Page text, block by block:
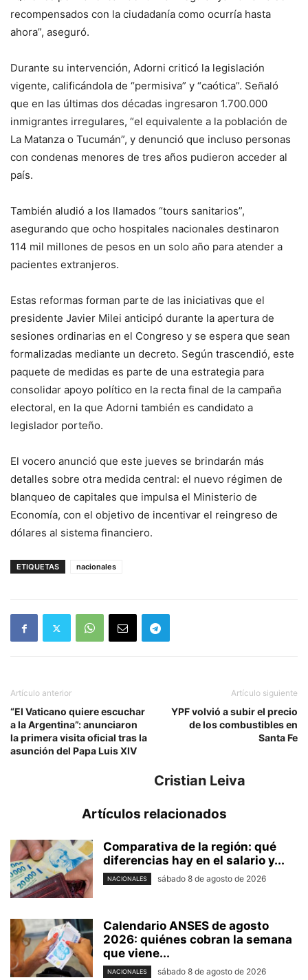
recompensados con la ciudadanía como ocurría hasta
ahora”, aseguró.
Durante su intervención, Adorni criticó la legislación
vigente, calificándola de “permisiva” y “caótica”. Señaló
que en las últimas dos décadas ingresaron 1.700.000
inmigrantes irregulares, “el equivalente a la población de
La Matanza o Tucumán”, y denunció que incluso personas
con condenas menores de tres años pudieron acceder al
país.
También aludió a los llamados “tours sanitarios”,
asegurando que ocho hospitales nacionales destinaron
114 mil millones de pesos en un solo año para atender a
pacientes extranjeros.
Estas reformas forman parte de las iniciativas que el
presidente Javier Milei anticipó durante la apertura de
sesiones ordinarias en el Congreso y se espera que sean
formalizadas mediante un decreto. Según trascendió, este
paquete de medidas es parte de una estrategia para
consolidar apoyo político en la recta final de la campaña
electoral, en la que Adorni también es candidato a
legislador porteño.
El vocero anunció que este jueves se brindarán más
detalles sobre otra medida central: el nuevo régimen de
blanqueo de capitales que impulsa el Ministerio de
Economía, con el objetivo de incentivar el reingreso de
dólares al sistema financiero.
ETIQUETAS nacionales
Artículo anterior
“El Vaticano quiere escuchar
a la Argentina”: anunciaron
la primera visita oficial tras la
asunción del Papa Luis XIV
Artículo siguiente
YPF volvió a subir el precio
de los combustibles en
Santa Fe
Cristian Leiva
Artículos relacionados
Comparativa de la región: qué
diferencias hay en el salario y...
NACIONALES sábado 8 de agosto de 2026
Calendario ANSES de agosto
2026: quiénes cobran la semana
que viene...
NACIONALES sábado 8 de agosto de 2026